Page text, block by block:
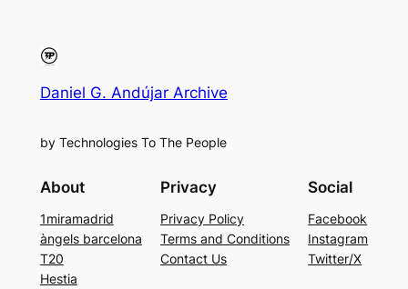
Daniel G. Andújar Archive
by Technologies To The People
About
1miramadrid
àngels barcelona
T20
Hestia
Privacy
Privacy Policy
Terms and Conditions
Contact Us
Social
Facebook
Instagram
Twitter/X